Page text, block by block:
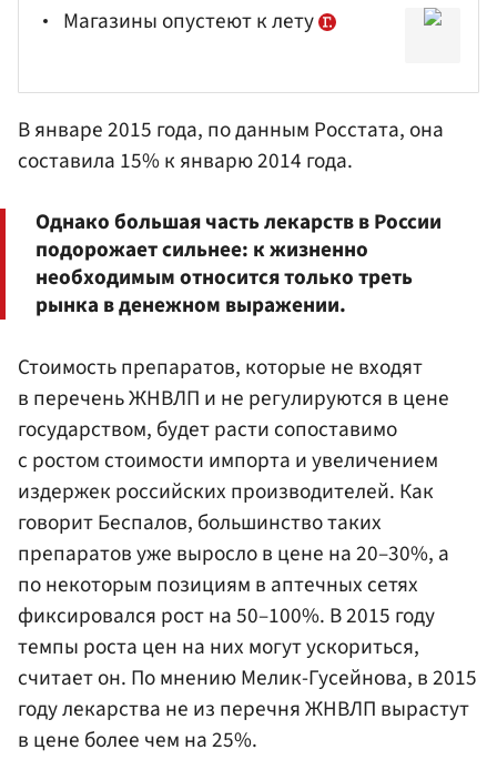
Магазины опустеют к лету
В январе 2015 года, по данным Росстата, она
составила 15% к январю 2014 года.
Однако большая часть лекарств в России
подорожает сильнее: к жизненно
необходимым относится только треть
рынка в денежном выражении.
Стоимость препаратов, которые не входят
в перечень ЖНВЛП и не регулируются в цене
государством, будет расти сопоставимо
с ростом стоимости импорта и увеличением
издержек российских производителей. Как
говорит Беспалов, большинство таких
препаратов уже выросло в цене на 20–30%, а
по некоторым позициям в аптечных сетях
фиксировался рост на 50–100%. В 2015 году
темпы роста цен на них могут ускориться,
считает он. По мнению Мелик-Гусейнова, в 2015
году лекарства не из перечня ЖНВЛП вырастут
в цене более чем на 25%.